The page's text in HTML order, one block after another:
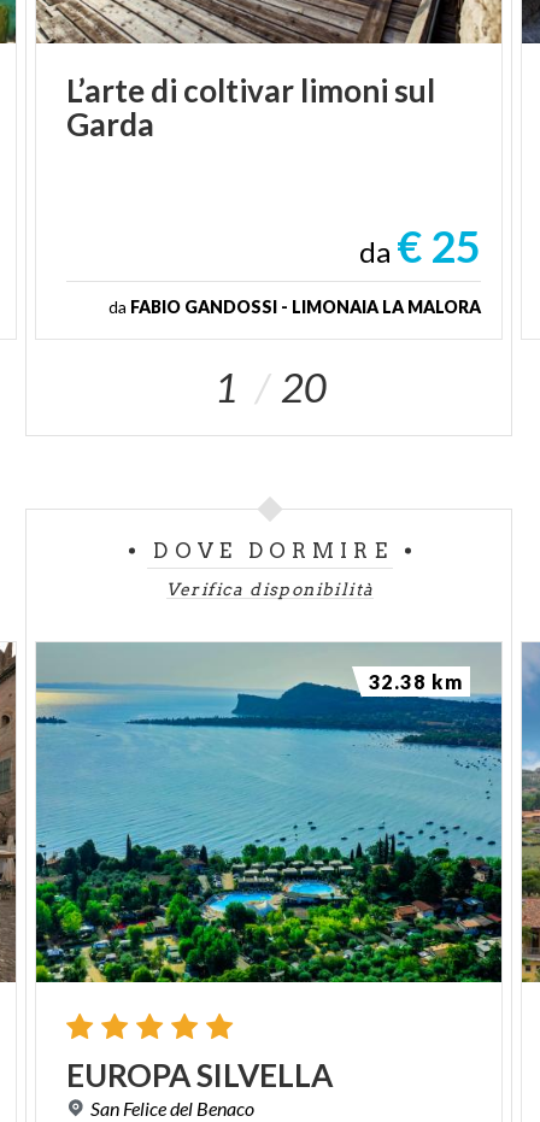
L’artedi coltivar limoni sul
Garda
da € 25
da FABIO GANDOSSI - LIMONAIA LA MALORA
1 20
DOVE DORMIRE
Verifica disponibilità
EUROPASILVELLA
San Felicedel Benaco
32.38 km